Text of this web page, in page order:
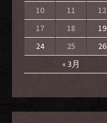
« 3月
10
11 12
17
18 19
24
25 26